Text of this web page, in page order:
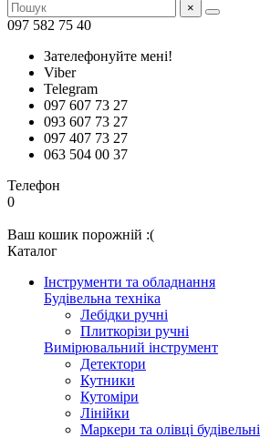
×
097 582 75 40
Зателефонуйте мені!
Viber
Telegram
097 607 73 27
093 607 73 27
097 407 73 27
063 504 00 37
Телефон
0
Ваш кошик порожній :(
Каталог
Інструменти та обладнання
Будівельна техніка
Лебідки ручні
Плиткорізи ручні
Вимірювальний інструмент
Детектори
Кутники
Кутоміри
Лінійки
Маркери та олівці будівельні